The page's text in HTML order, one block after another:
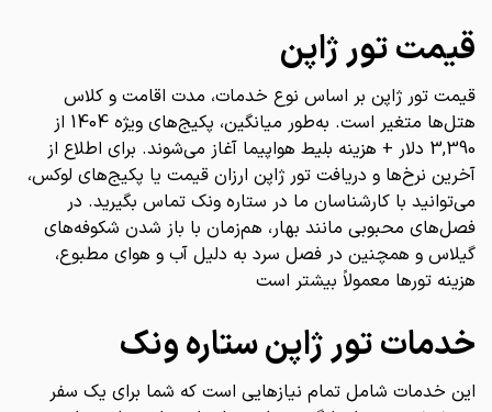
قیمت تور ژاپن
قیمت تور ژاپن بر اساس نوع خدمات، مدت اقامت و کلاس
هتل‌ها متغیر است. به‌طور میانگین، پکیج‌های ویژه 1404 از
3,390 دلار + هزینه بلیط هواپیما آغاز می‌شوند. برای اطلاع از
آخرین نرخ‌ها و دریافت تور ژاپن ارزان قیمت یا پکیج‌های لوکس،
می‌توانید با کارشناسان ما در ستاره ونک تماس بگیرید. در
فصل‌های محبوبی مانند بهار، هم‌زمان با باز شدن شکوفه‌های
گیلاس و همچنین در فصل سرد به دلیل آب و هوای مطبوع،
هزینه تورها معمولاً بیشتر است
خدمات تور ژاپن ستاره ونک
این خدمات شامل تمام نیازهایی است که شما برای یک سفر